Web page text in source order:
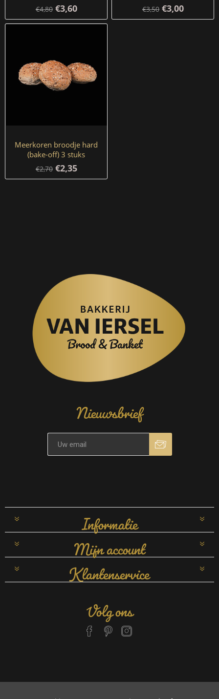
€4,80 €3,60 €3,50 €3,00
Meerkoren broodje hard
(bake-off) 3 stuks
€2,70 €2,35
Nieuwsbrief
Informatie
Mijn account
Klantenservice
Volg ons